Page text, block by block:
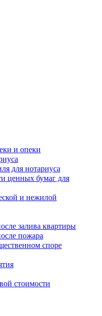
и опеки
для нотариуса
ценных бумаг для
и нежилой
залива квартиры
пожара
споре
стоимости